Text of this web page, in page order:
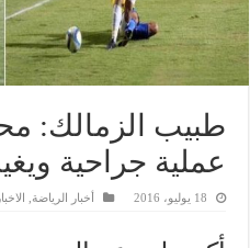
طبيب الزمالك:
عملية جراحية ويغيب 3
18 يوليو، 2016 أخبار الرياضة, الاخبار